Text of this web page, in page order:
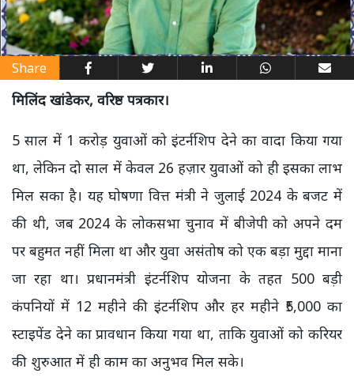
Share
मिलिंद खांडेकर, वरिष्ठ पत्रकार।
5 साल में 1 करोड़ युवाओं को इंटर्नशिप देने का वादा किया गया
था, लेकिन दो साल में केवल 26 हज़ार युवाओं को ही इसका लाभ
मिल सका है। यह घोषणा वित्त मंत्री ने जुलाई 2024 के बजट में
की थी, जब 2024 के लोकसभा चुनाव में बीजेपी को अपने दम
पर बहुमत नहीं मिला था और युवा असंतोष को एक बड़ा मुद्दा माना
जा रहा था। प्रधानमंत्री इंटर्नशिप योजना के तहत 500 बड़ी
कंपनियों में 12 महीने की इंटर्नशिप और हर महीने ₹5,000 का
स्टाइपेंड देने का प्रावधान किया गया था, ताकि युवाओं को करियर
की शुरुआत में ही काम का अनुभव मिल सके।